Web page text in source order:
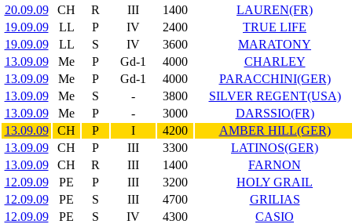
20.09.09
CH R III 1400
LAUREN(FR)
19.09.09
LL P IV 2400
TRUE LIFE
19.09.09
LL S IV 3600
MARATONY
13.09.09
Me P Gd-1 4000
CHARLEY
13.09.09
Me P Gd-1 4000
PARACCHINI(GER)
13.09.09
Me S - 3800
SILVER REGENT(USA)
13.09.09
Me P - 3000
DARSSIO(FR)
13.09.09
CH P I 4200
AMBER HILL(GER)
13.09.09
CH P III 3300
LATINOS(GER)
13.09.09
CH R III 1400
FARNON
12.09.09
PE P III 3200
HOLY GRAIL
12.09.09
PE S III 4700
GRILIAS
12.09.09
PE S IV 4300
CASIO